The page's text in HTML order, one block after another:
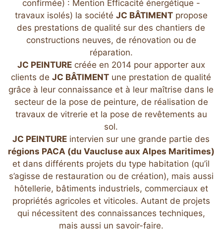
confirmée) : Mention Efficacité énergétique -
travaux isolés) la société JC BÂTIMENTpropose
des prestations de qualité sur des chantiers de
constructions neuves, de rénovation ou de
réparation.
JC PEINTUREcréée en 2014 pour apporter aux
clients de JC BÂTIMENT une prestation de qualité
grâce à leur connaissance et à leur maîtrise dans le
secteur de la pose de peinture, de réalisation de
travaux de vitrerie et la pose de revêtements au
sol.
JC PEINTURE intervien sur une grande partie des
régions PACA (du Vaucluse aux Alpes Maritimes)
et dans différents projets du type habitation (qu’il
s’agisse de restauration ou de création), mais aussi
hôtellerie, bâtiments industriels, commerciaux et
propriétés agricoles et viticoles. Autant de projets
qui nécessitent des connaissances techniques,
mais aussi un savoir-faire.